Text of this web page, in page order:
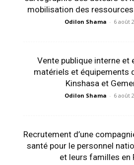
mobilisation des ressources
Odilon Shama - 6 août
Vente publique interne et
matériels et équipements
Kinshasa et
Odilon Shama - 6 août
Recrutement d’une
santé pour le personnel
et leurs familles en